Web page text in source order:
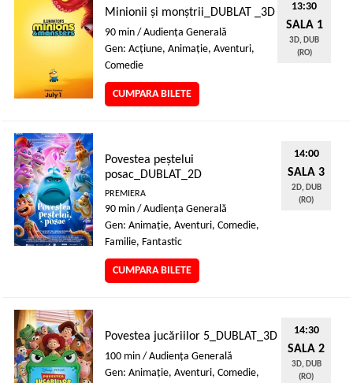
Minionii și monștrii_DUBLAT _3D
90 min / Audienţa Generală
Gen: Acţiune, Animaţie, Aventuri,
Comedie
CUMPARA BILETE
13:30
SALA 1
3D, DUB
(RO)
Povestea peștelui
posac_DUBLAT_2D
PREMIERA
90 min / Audienţa Generală
Gen: Animaţie, Aventuri, Comedie,
Familie, Fantastic
CUMPARA BILETE
14:00
SALA 3
2D, DUB
(RO)
Povestea jucăriilor 5_DUBLAT_3D
100 min / Audienţa Generală
Gen: Animaţie, Aventuri, Comedie,
14:30
SALA 2
3D, DUB
(RO)